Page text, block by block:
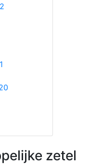
zetel